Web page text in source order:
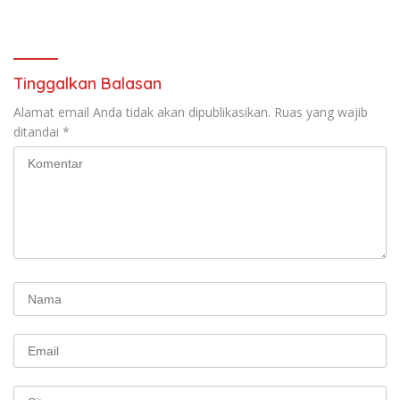
Tinggalkan Balasan
Alamat email Anda tidak akan dipublikasikan. Ruas yang wajib
ditandai *